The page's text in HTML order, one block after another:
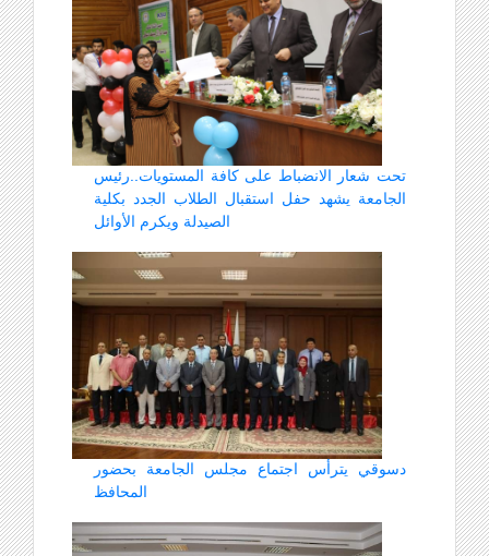
تحت شعار الانضباط على كافة المستويات..رئيس
الجامعة يشهد حفل استقبال الطلاب الجدد بكلية
الصيدلة ويكرم الأوائل
دسوقي يترأس اجتماع مجلس الجامعة بحضور
المحافظ